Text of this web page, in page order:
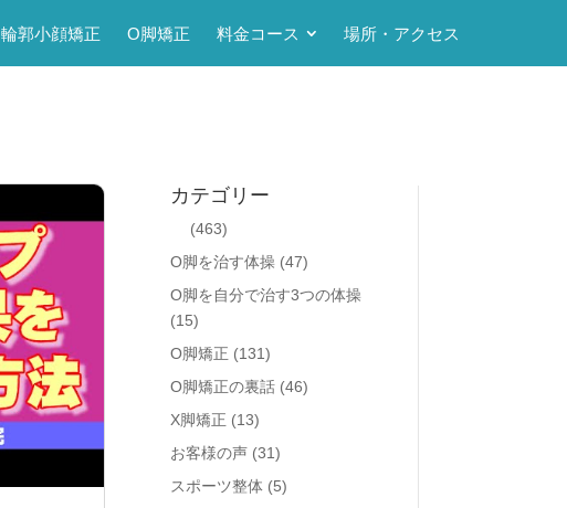
輪郭小顔矯正 O脚矯正 料金コース 場所・アクセス
カテゴリー
(463)
O脚を治す体操 (47)
O脚を自分で治す3つの体操
(15)
O脚矯正 (131)
O脚矯正の裏話 (46)
X脚矯正 (13)
お客様の声 (31)
スポーツ整体 (5)